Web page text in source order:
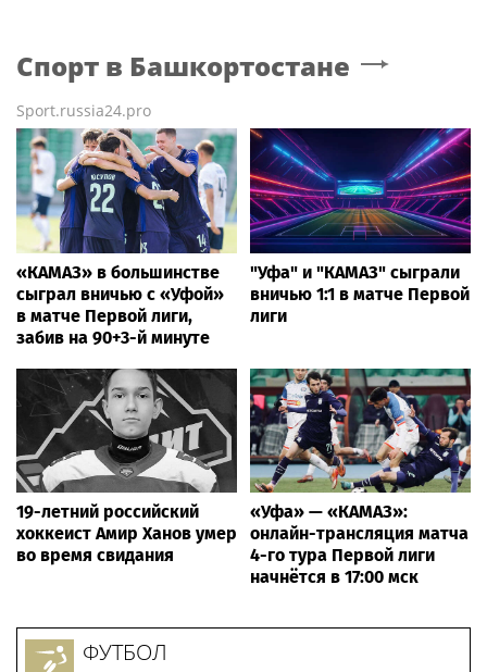
Спорт в Башкортостане
Sport.russia24.pro
«КАМАЗ» в большинстве
сыграл вничью с «Уфой»
в матче Первой лиги,
забив на 90+3-й минуте
"Уфа" и "КАМАЗ" сыграли
вничью 1:1 в матче Первой
лиги
19-летний российский
хоккеист Амир Ханов умер
во время свидания
«Уфа» — «КАМАЗ»:
онлайн-трансляция матча
4-го тура Первой лиги
начнётся в 17:00 мск
ФУТБОЛ